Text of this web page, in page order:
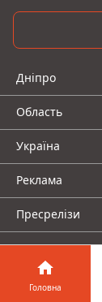
Дніпро
Область
Україна
Реклама
Пресрелізи
Про нас
Головна